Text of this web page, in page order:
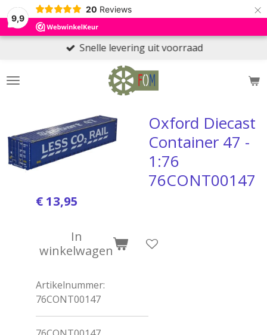
9,9
20 Reviews ×
Snelle levering uit voorraad
Oxford Diecast
Container 47 -
1:76
76CONT00147
€ 13,95
In
winkelwagen
Artikelnummer:
76CONT00147